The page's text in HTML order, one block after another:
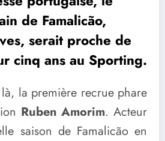
de Famalicão,
serait proche de
cinq ans au Sporting.
là, la première recrue phare
Ruben Amorim. Acteur
saison de Famalicão en